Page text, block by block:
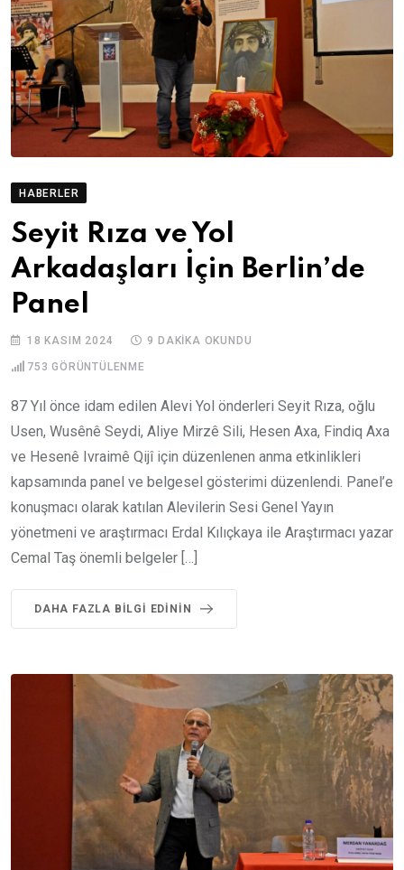
HABERLER
Seyit Rıza ve Yol
Arkadaşları İçin Berlin’de
Panel
18 KASIM 2024 9 DAKIKA OKUNDU
753 GÖRÜNTÜLENME
87 Yıl önce idam edilen Alevi Yol önderleri Seyit Rıza, oğlu
Usen, Wusênê Seydi, Aliye Mirzê Sili, Hesen Axa, Findiq Axa
ve Hesenê Ivraimê Qijî için düzenlenen anma etkinlikleri
kapsamında panel ve belgesel gösterimi düzenlendi. Panel’e
konuşmacı olarak katılan Alevilerin Sesi Genel Yayın
yönetmeni ve araştırmacı Erdal Kılıçkaya ile Araştırmacı yazar
Cemal Taş önemli belgeler […]
DAHA FAZLA BILGI EDININ